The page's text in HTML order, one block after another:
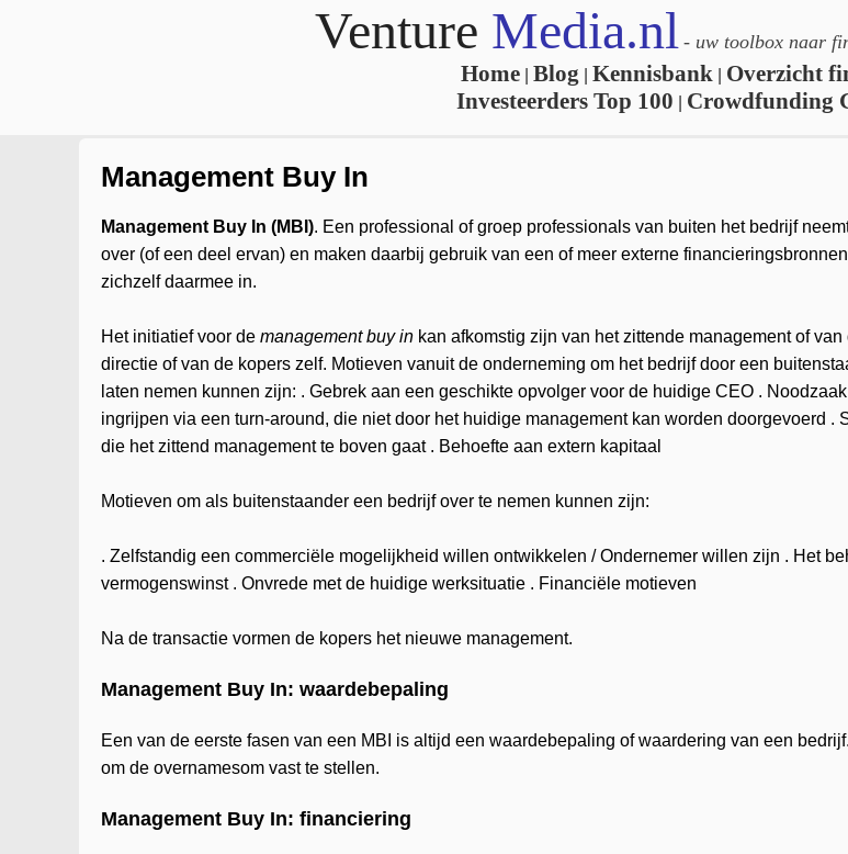
Venture Media.nl - uw toolbox naar
Home Blog Kennisbank Overzicht
Investeerders Top 100 Crowdfunding
Management Buy In
Management Buy In (MBI). Een professional of groep professionals van buiten het bedrijf
over (of een deel ervan) en maken daarbij gebruik van een of meer externe
zichzelf daarmee in.
Het initiatief voor de management buy in kan afkomstig zijn van het zittende management of van
directie of van de kopers zelf. Motieven vanuit de onderneming om het bedrijf door een
laten nemen kunnen zijn: . Gebrek aan een geschikte opvolger voor de huidige CEO .
ingrijpen via een turn-around, die niet door het huidige management kan worden doorgevoerd .
die het zittend management te boven gaat . Behoefte aan extern kapitaal
Motieven om als buitenstaander een bedrijf over te nemen kunnen zijn:
. Zelfstandig een commerciële mogelijkheid willen ontwikkelen / Ondernemer willen zijn . Het
vermogenswinst . Onvrede met de huidige werksituatie . Financiële motieven
Na de transactie vormen de kopers het nieuwe management.
Management Buy In: waardebepaling
Een van de eerste fasen van een MBI is altijd een waardebepaling of waardering van een
om de overnamesom vast te stellen.
Management Buy In: financiering